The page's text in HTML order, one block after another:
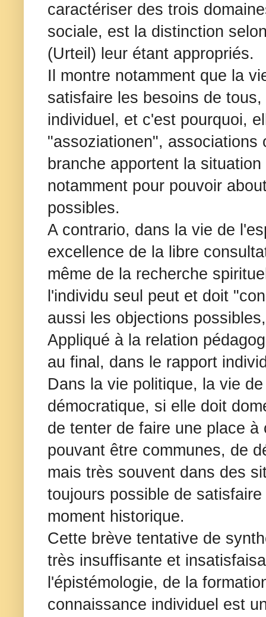
caractériser des trois
sociale, est la distinction
(Urteil) leur étant appropriés.
Il montre notamment que la
satisfaire les besoins de
individuel, et c'est pourquoi,
"assoziationen", associations
branche apportent la
notamment pour pouvoir
possibles.
A contrario, dans la vie de
excellence de la libre
même de la recherche
l'individu seul peut et doit
aussi les objections
Appliqué à la relation
au final, dans le rapport
Dans la vie politique, la vie
démocratique, si elle doit
de tenter de faire une place
pouvant être communes, de
mais très souvent dans des
toujours possible de
moment historique.
Cette brève tentative de
très insuffisante et
l'épistémologie, de la
connaissance individuel est